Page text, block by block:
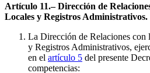
Artículo 11.– Dirección de
Locales y Registros Administrativos.
La Dirección de Relaciones con
y Registros Administrativos,
en el artículo 5 del presente
competencias: